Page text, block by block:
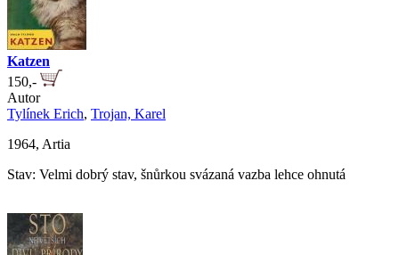
Katzen
150,-
Autor
Tylínek Erich, Trojan, Karel
1964, Artia
Stav: Velmi dobrý stav, šnůrkou svázaná vazba lehce ohnutá